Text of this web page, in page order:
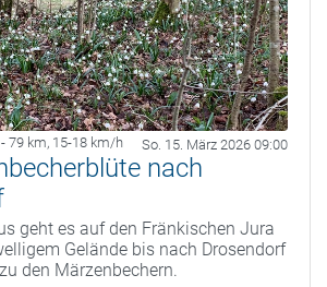
79 km, 15-18 km/h So. 15. März 2026 09:00
nach
geht es auf den Fränkischen Jura
Gelände bis nach Drosendorf
den Märzenbechern.